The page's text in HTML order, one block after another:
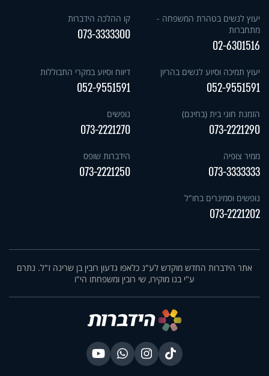
יעוץ לנשים בטהרת המשפחה -
מתחברות
02-6301516
קו ההלכה הידברות
073-3333300
יעוץ תמיכה וסיוע לנשים בהריון
052-9551591
דיווח וסיוע במקרי התבוללות
052-9551591
הזמנת חוגי בית (בחינם)
073-2221290
נופשים
073-2221270
ממיר צופיה
073-3333333
הידברות שופס
073-2221250
נופשים וסמינרים בחו"ל
073-2221202
אתר הידברות החדש מוקדש לע"נ כלאפו גדעון רובין בן שרינה ז"ל. נתרם
ע"י בנו מוקירו, שי רובין ומשפחתו הי"ו